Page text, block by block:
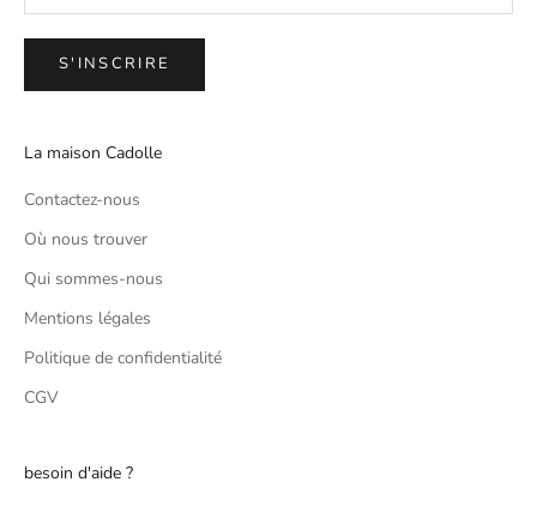
S'INSCRIRE
La maison Cadolle
Contactez-nous
Où nous trouver
Qui sommes-nous
Mentions légales
Politique de confidentialité
CGV
besoin d'aide ?